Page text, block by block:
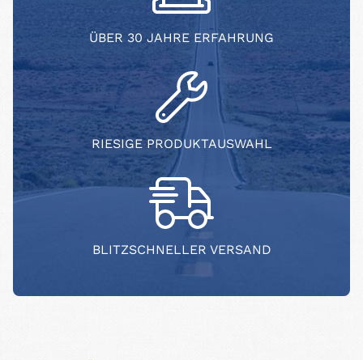
ÜBER 30 JAHRE ERFAHRUNG
RIESIGE PRODUKTAUSWAHL
BLITZSCHNELLER VERSAND